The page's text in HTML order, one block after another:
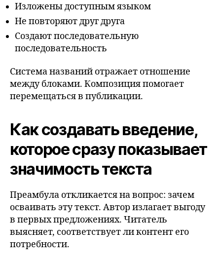
Изложены доступным языком
Не повторяют друг друга
Создают последовательную
последовательность
Система названий отражает отношение
между блоками. Композиция помогает
перемещаться в публикации.
Как создавать введение,
которое сразу показывает
значимость текста
Преамбула откликается на вопрос: зачем
осваивать эту текст. Автор излагает выгоду
в первых предложениях. Читатель
выясняет, соответствует ли контент его
потребности.